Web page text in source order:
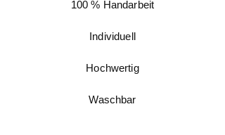
100 % Handarbeit
Individuell
Hochwertig
Waschbar